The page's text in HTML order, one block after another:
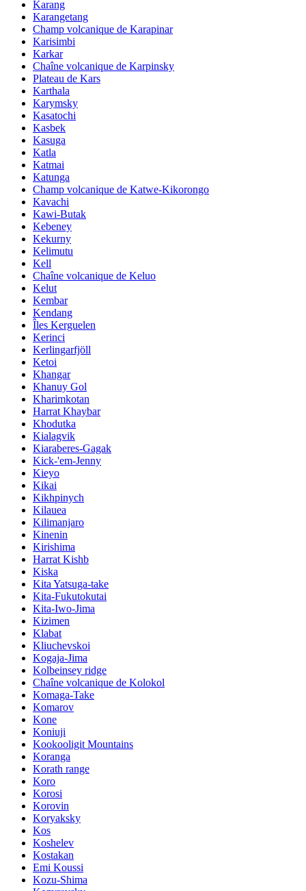
Karang
Karangetang
Champ volcanique de Karapinar
Karisimbi
Karkar
Chaîne volcanique de Karpinsky
Plateau de Kars
Karthala
Karymsky
Kasatochi
Kasbek
Kasuga
Katla
Katmai
Katunga
Champ volcanique de Katwe-Kikorongo
Kavachi
Kawi-Butak
Kebeney
Kekurny
Kelimutu
Kell
Chaîne volcanique de Keluo
Kelut
Kembar
Kendang
Îles Kerguelen
Kerinci
Kerlingarfjöll
Ketoi
Khangar
Khanuy Gol
Kharimkotan
Harrat Khaybar
Khodutka
Kialagvik
Kiaraberes-Gagak
Kick-'em-Jenny
Kieyo
Kikai
Kikhpinych
Kilauea
Kilimanjaro
Kinenin
Kirishima
Harrat Kishb
Kiska
Kita Yatsuga-take
Kita-Fukutokutai
Kita-Iwo-Jima
Kizimen
Klabat
Kliuchevskoi
Kogaja-Jima
Kolbeinsey ridge
Chaîne volcanique de Kolokol
Komaga-Take
Komarov
Kone
Koniuji
Kookooligit Mountains
Koranga
Korath range
Koro
Korosi
Korovin
Koryaksky
Kos
Koshelev
Kostakan
Emi Koussi
Kozu-Shima